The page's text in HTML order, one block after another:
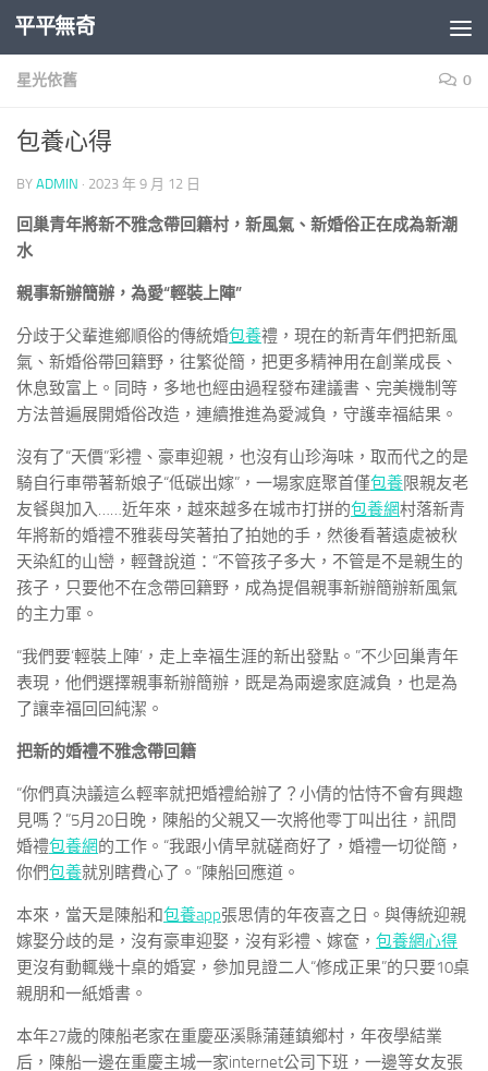
Skip to content
平平無奇
星光依舊 0
包養心得
BY ADMIN · 2023 年 9 月 12 日
回巢青年將新不雅念帶回籍村，新風氣、新婚俗正在成為新潮
水
親事新辦簡辦，為愛“輕裝上陣”
分歧于父輩進鄉順俗的傳統婚包養禮，現在的新青年們把新風
氣、新婚俗帶回籍野，往繁從簡，把更多精神用在創業成長、
休息致富上。同時，多地也經由過程發布建議書、完美機制等
方法普遍展開婚俗改造，連續推進為愛減負，守護幸福結果。
沒有了“天價”彩禮、豪車迎親，也沒有山珍海味，取而代之的是
騎自行車帶著新娘子“低碳出嫁”，一場家庭聚首僅包養限親友老
友餐與加入……近年來，越來越多在城市打拼的包養網村落新青
年將新的婚禮不雅裴母笑著拍了拍她的手，然後看著遠處被秋
天染紅的山巒，輕聲說道：“不管孩子多大，不管是不是親生的
孩子，只要他不在念帶回籍野，成為提倡親事新辦簡辦新風氣
的主力軍。
“我們要‘輕裝上陣’，走上幸福生涯的新出發點。”不少回巢青年
表現，他們選擇親事新辦簡辦，既是為兩邊家庭減負，也是為
了讓幸福回回純潔。
把新的婚禮不雅念帶回籍
“你們真決議這么輕率就把婚禮給辦了？小倩的怙恃不會有興趣
見嗎？”5月20日晚，陳船的父親又一次將他零丁叫出往，訊問
婚禮包養網的工作。“我跟小倩早就磋商好了，婚禮一切從簡，
你們包養就別瞎費心了。”陳船回應道。
本來，當天是陳船和包養app張思倩的年夜喜之日。與傳統迎親
嫁娶分歧的是，沒有豪車迎娶，沒有彩禮、嫁奩， 包養網心得
更沒有動輒幾十桌的婚宴，參加見證二人“修成正果”的只要10桌
親朋和一紙婚書。
本年27歲的陳船老家在重慶巫溪縣蒲蓮鎮鄉村，年夜學結業
后，陳船一邊在重慶主城一家internet公司下班，一邊等女友張